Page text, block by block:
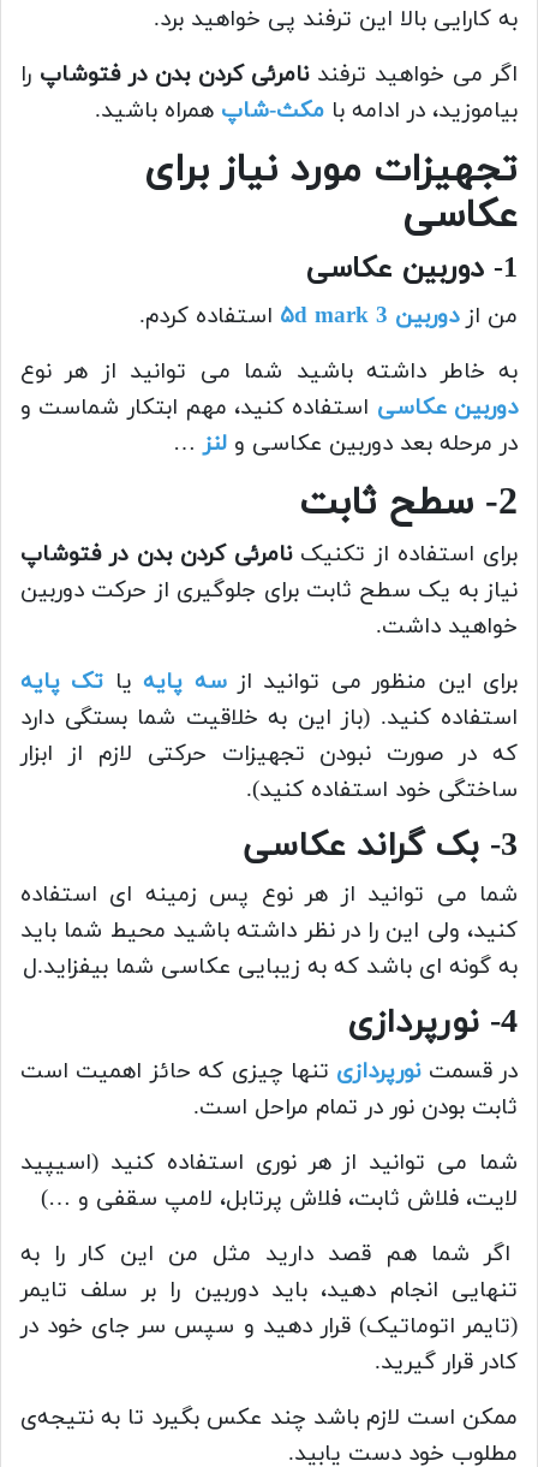
به کارایی بالا این ترفند پی خواهید برد.
اگر می خواهید ترفندنامرئی کردن بدن در فتوشاپ را
بیاموزید، در ادامه با مکث-شاپ همراه باشید.
تجهیزات مورد نیاز برای
عکاسی
1- دوربین عکاسی
من ازدوربین ۵d mark 3
استفاده کردم.
به خاطر داشته باشید شما می توانید از هر نوع
دوربین عکاسی استفاده کنید، مهم ابتکار شماست و
در مرحله بعد دوربین عکاسی و لنز …
2- سطح ثابت
برای استفاده از تکنیکنامرئی کردن بدن در فتوشاپ
نیاز به یک سطح ثابت برای جلوگیری از حرکت دوربین
خواهید داشت.
برای این منظور می توانید ازسه پایهیا تک پایه
استفاده کنید. (باز این به خلاقیت شما بستگی دارد
که در صورت نبودن تجهیزات حرکتی لازم از ابزار
ساختگی خود استفاده کنید).
3- بک گراند عکاسی
شما می توانید از هر نوع پس زمینه ای استفاده
کنید، ولی این را در نظر داشته باشید محیط شما باید
به گونه ای باشد که به زیبایی عکاسی شما بیفزاید.ل
4- نورپردازی
در قسمتنورپردازی تنها چیزی که حائز اهمیت است
ثابت بودن نور در تمام مراحل است.
شما می توانید از هر نوری استفاده کنید (اسیپید
لایت، فلاش ثابت، فلاش پرتابل، لامپ سقفی و …)
اگر شما هم قصد دارید مثل من این کار را به
تنهایی انجام دهید، باید دوربین را بر سلف تایمر
(تایمر اتوماتیک) قرار دهید و سپس سر جای خود در
کادر قرار گیرید.
ممکن است لازم باشد چند عکس بگیرد تا به نتیجه‌ی
مطلوب خود دست یابید.